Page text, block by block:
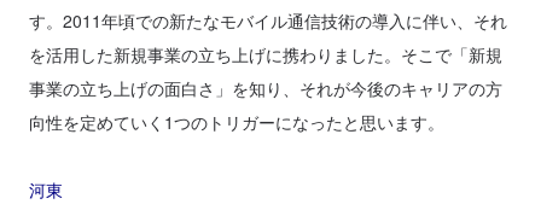
す。2011年頃での新たなモバイル通信技術の導入に伴い、それ
を活用した新規事業の立ち上げに携わりました。そこで「新規
事業の立ち上げの面白さ」を知り、それが今後のキャリアの方
向性を定めていく1つのトリガーになったと思います。
河東